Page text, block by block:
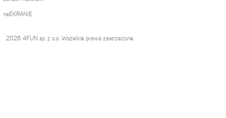
naEKRANIE
2026 4FUN sp. z o.o. Wszelkie prawa zastrzeżone.